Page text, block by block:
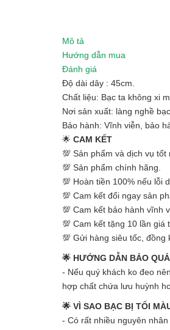
Mô tả
Hướng dẫn mua
Đánh giá
Độ dài dây : 45cm.
Chất liệu: Bạc ta không xi
Nơi sản xuất: làng nghề
Bảo hành: Vĩnh viễn, bảo
🌟 CAM KẾT
💯 Sản phẩm và dịch vụ tốt
💯 Sản phẩm chính hãng.
💯 Hoàn tiền 100% nếu lỗi
💯 Cam kết đổi ngay sản
💯 Cam kết bảo hành vĩnh
💯 Cam kết tặng 10 lần giá
💯 Gửi hàng siêu tốc, đồng
🌟 HƯỚNG DẪN BẢO
- Nếu quý khách ko đeo
hợp chất chứa lưu huỳnh
🌟 VÌ SAO BẠC BỊ TỐI
- Có rất nhiều nguyên